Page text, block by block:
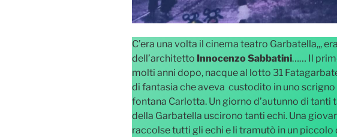
C’era una volta il cinema teatro Garbatella,,,
dell’architetto Innocenzo Sabbatini…… Il
molti anni dopo, nacque al lotto 31
di fantasia che aveva custodito in uno
fontana Carlotta. Un giorno d’autunno di
della Garbatella uscirono tanti echi. Una
raccolse tutti gli echi e li tramutò in un piccolo